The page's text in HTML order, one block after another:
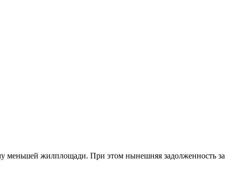
меньшей жилплощади. При этом нынешняя задолженность за